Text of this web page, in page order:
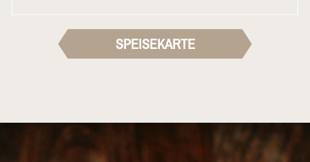
SPEISEKARTE